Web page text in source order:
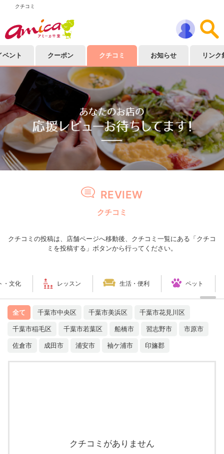
クチコミ
ベント クーポン クチコミ お知らせ リンク
REVIEW
クチコミ
クチコミの投稿は、店舗ページへ移動後、クチコミ一覧にある「クチコ
ミを投稿する」ボタンから行ってください。
・文化 レッスン 生活・便利 ペット
全て 千葉市中央区 千葉市美浜区 千葉市花見川区
千葉市稲毛区 千葉市若葉区 船橋市 習志野市 市原市
佐倉市 成田市 浦安市 袖ケ浦市 印旛郡
クチコミがありません